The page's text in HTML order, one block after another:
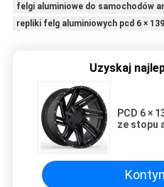
felgi aluminiowe do samochodów
repliki felg aluminiowych pcd 6 × 139
Uzyskaj
PCD 6 ×
ze stopu